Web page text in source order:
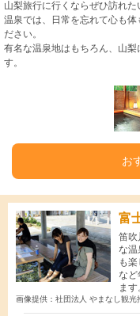
山梨旅行に行くならぜひ訪れた
温泉では、日常を忘れて心も
ださい。
有名な温泉地はもちろん、山
す。
お
富
笛吹
な
も
な
ます
画像提供：社団法人 やまなし観光